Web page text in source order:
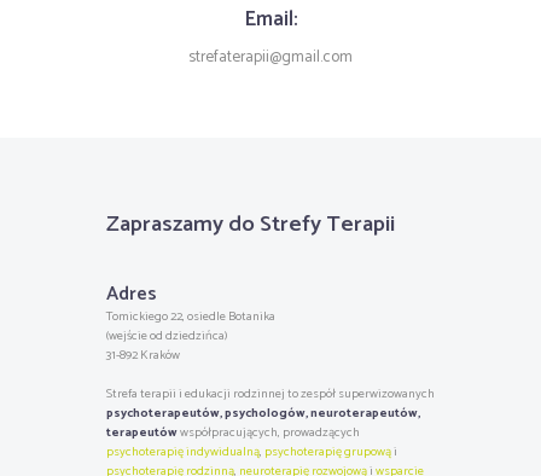
Email:
strefaterapii@gmail.com
Zapraszamy do Strefy Terapii
Adres
Tomickiego 22, osiedle Botanika
(wejście od dziedzińca)
31-892 Kraków
Strefa terapii i edukacji rodzinnej to zespół superwizowanych
psychoterapeutów, psychologów, neuroterapeutów,
terapeutówwspółpracujących, prowadzących
psychoterapię indywidualną, psychoterapię grupowąi
psychoterapię rodzinną, neuroterapię rozwojowąiwsparcie